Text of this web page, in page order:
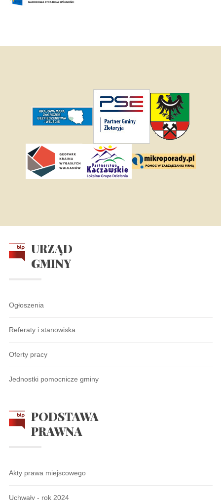
URZĄD
GMINY
Ogłoszenia
Referaty i stanowiska
Oferty pracy
Jednostki pomocnicze gminy
PODSTAWA
PRAWNA
Akty prawa miejscowego
Uchwały - rok 2024